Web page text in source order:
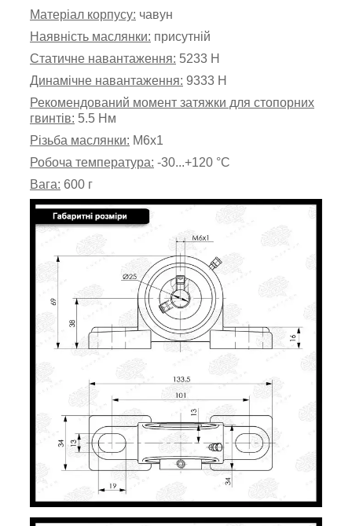
Матеріал корпусу: чавун
Наявність маслянки: присутній
Статичне навантаження: 5233 Н
Динамічне навантаження: 9333 Н
Рекомендований момент затяжки для стопорних
гвинтів: 5.5 Нм
Різьба маслянки: М6х1
Робоча температура: -30...+120 °C
Вага: 600 г